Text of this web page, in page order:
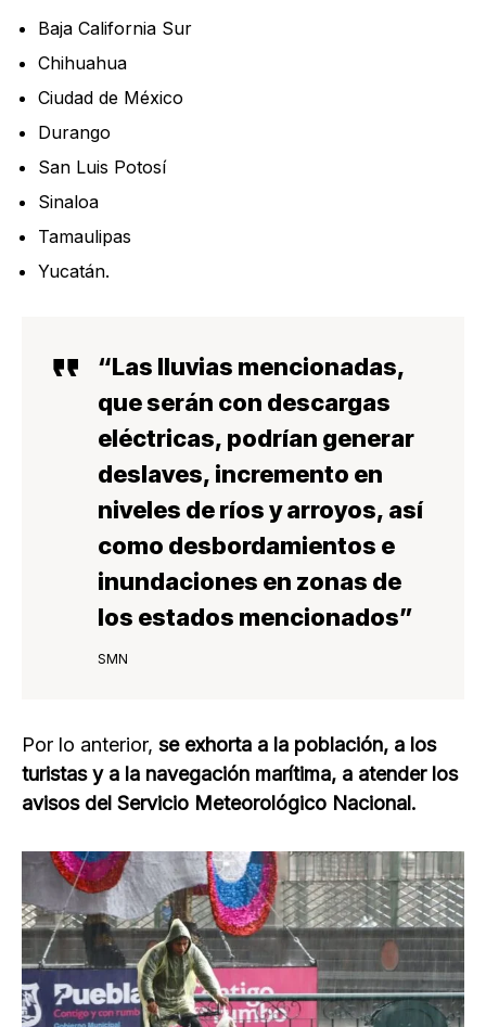
Baja California Sur
Chihuahua
Ciudad de México
Durango
San Luis Potosí
Sinaloa
Tamaulipas
Yucatán.
“Las lluvias mencionadas,
que serán con descargas
eléctricas, podrían generar
deslaves, incremento en
niveles de ríos y arroyos, así
como desbordamientos e
inundaciones en zonas de
los estados mencionados”
SMN
Por lo anterior, se exhorta a la población, a los
turistas y a la navegación marítima, a atender los
avisos del Servicio Meteorológico Nacional.